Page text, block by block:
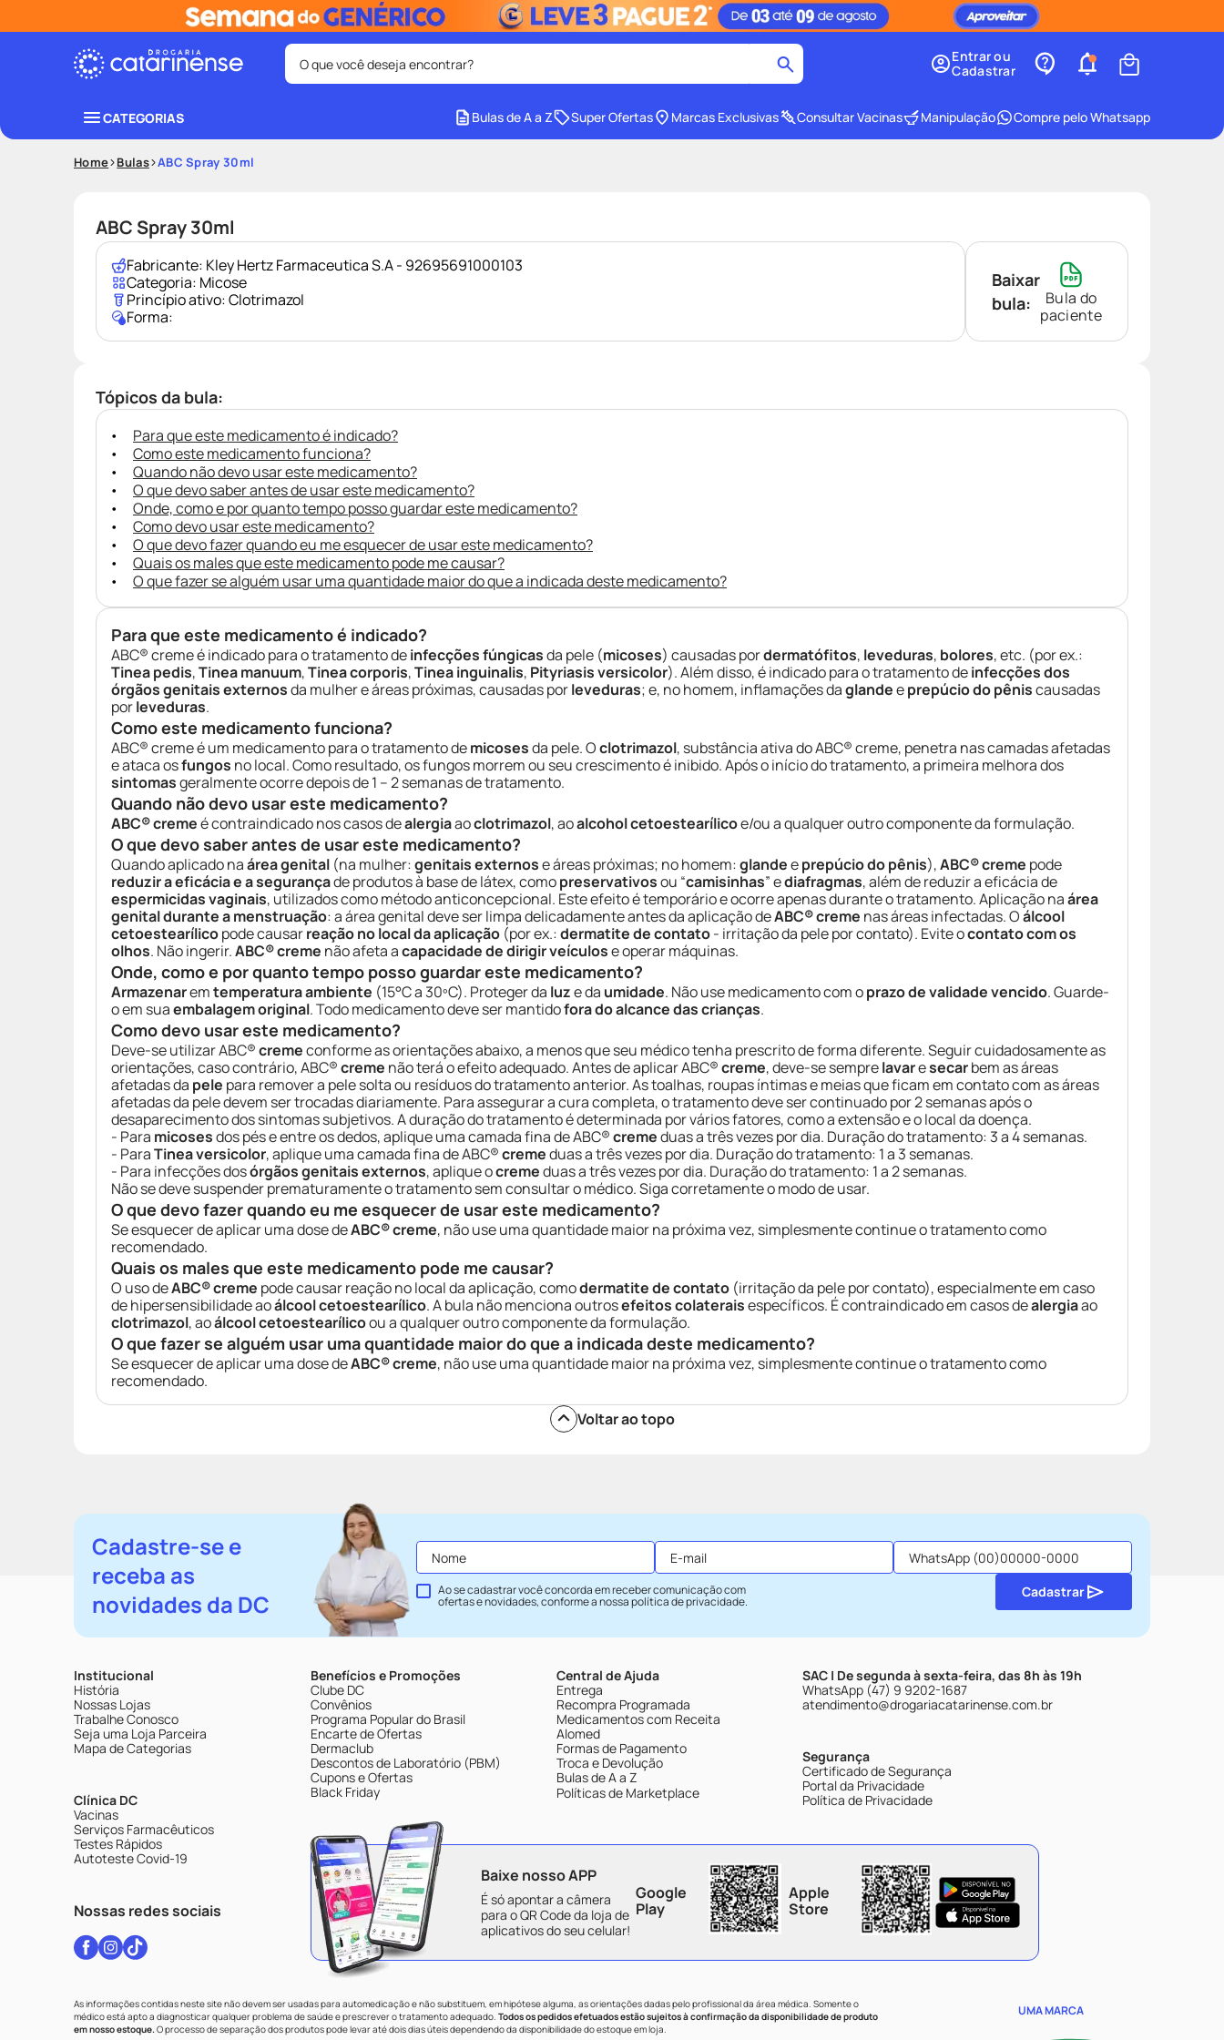
O que você deseja encontrar?
7º mounjaro 8º ozivy
Entrar ou
Cadastrar
CATEGORIAS Bulas de A a Z Super Ofertas Marcas Exclusivas Consultar Vacinas Manipulação Compre pelo Whatsapp
Home Bulas ABC Spray 30ml
ABC Spray 30ml
Fabricante: Kley Hertz Farmaceutica S.A - 92695691000103
Categoria: Micose
Princípio ativo:Clotrimazol
Forma:
Baixar
bula:
Bula do
paciente
Tópicos da bula:
Para que este medicamento é indicado?
Como este medicamento funciona?
Quando não devo usar este medicamento?
O que devo saber antes de usar este medicamento?
Onde, como e por quanto tempo posso guardar este medicamento?
Como devo usar este medicamento?
O que devo fazer quando eu me esquecer de usar este medicamento?
Quais os males que este medicamento pode me causar?
O que fazer se alguém usar uma quantidade maior do que a indicada deste medicamento?
Para que este medicamento é indicado?
ABC® creme é indicado para o tratamento deinfecções fúngicasda pele (micoses) causadas pordermatófitos, leveduras, bolores, etc. (por ex.:
Tinea pedis,Tinea manuum,Tinea corporis,Tinea inguinalis, Pityriasis versicolor). Além disso, é indicado para o tratamento deinfecções dos
órgãos genitais externosda mulher e áreas próximas, causadas porleveduras; e, no homem, inflamações daglandeeprepúcio do pêniscausadas
porleveduras.
Como este medicamento funciona?
ABC® creme é um medicamento para o tratamento demicosesda pele. Oclotrimazol, substância ativa do ABC® creme, penetra nas camadas afetadas
e ataca osfungos no local. Como resultado, os fungos morrem ou seu crescimento é inibido. Após o início do tratamento, a primeira melhora dos
sintomasgeralmente ocorre depois de 1 – 2 semanas de tratamento.
Quando não devo usar este medicamento?
ABC® cremeé contraindicado nos casos dealergiaaoclotrimazol, aoalcohol cetoestearílicoe/ou a qualquer outro componente da formulação.
O que devo saber antes de usar este medicamento?
Quando aplicado naárea genital (na mulher:genitais externose áreas próximas; no homem:glandeeprepúcio do pênis),ABC® creme pode
reduzir a eficácia e a segurançade produtos à base de látex, comopreservativosou “camisinhas” ediafragmas, além de reduzir a eficácia de
espermicidas vaginais, utilizados como método anticoncepcional. Este efeito é temporário e ocorre apenas durante o tratamento. Aplicação naárea
genital durante a menstruação: a área genital deve ser limpa delicadamente antes da aplicação deABC® creme nas áreas infectadas. Oálcool
cetoestearílicopode causarreação no local da aplicação (por ex.:dermatite de contato- irritação da pele por contato). Evite ocontato com os
olhos. Não ingerir.ABC® creme não afeta acapacidade de dirigir veículose operar máquinas.
Onde, como e por quanto tempo posso guardar este medicamento?
Armazenaremtemperatura ambiente (15°C a 30ºC). Proteger da luze da umidade. Não use medicamento com oprazo de validade vencido. Guarde-
o em suaembalagem original. Todo medicamento deve ser mantidofora do alcance das crianças.
Como devo usar este medicamento?
Deve-se utilizar ABC®cremeconforme as orientações abaixo, a menos que seu médico tenha prescrito de forma diferente. Seguir cuidadosamente as
orientações, caso contrário, ABC®creme não terá o efeito adequado. Antes de aplicar ABC®creme, deve-se semprelavaresecarbem as áreas
afetadas da pele para remover a pele solta ou resíduos do tratamento anterior. As toalhas, roupas íntimas e meias que ficam em contato com as áreas
afetadas da pele devem ser trocadas diariamente. Para assegurar a cura completa, o tratamento deve ser continuado por 2 semanas após o
desaparecimento dos sintomas subjetivos. A duração do tratamento é determinada por vários fatores, como a extensão e o local da doença.
- Para micosesdos pés e entre os dedos, aplique uma camada fina de ABC®cremeduas a três vezes por dia. Duração do tratamento: 3 a 4 semanas.
- ParaTinea versicolor, aplique uma camada fina de ABC®cremeduas a três vezes por dia. Duração do tratamento: 1 a 3 semanas.
- Para infecções dosórgãos genitais externos, aplique ocremeduas a três vezes por dia. Duração do tratamento: 1 a 2 semanas.
Não se deve suspender prematuramente o tratamento sem consultar o médico. Siga corretamente o modo de usar.
O que devo fazer quando eu me esquecer de usar este medicamento?
Se esquecer de aplicar uma dose deABC® creme, não use uma quantidade maior na próxima vez, simplesmente continue o tratamento como
recomendado.
Quais os males que este medicamento pode me causar?
O uso deABC® creme pode causar reação no local da aplicação, comodermatite de contato (irritação da pele por contato), especialmente em caso
de hipersensibilidade aoálcool cetoestearílico. A bula não menciona outrosefeitos colateraisespecíficos. É contraindicado em casos dealergiaao
clotrimazol, aoálcool cetoestearílicoou a qualquer outro componente da formulação.
O que fazer se alguém usar uma quantidade maior do que a indicada deste medicamento?
Se esquecer de aplicar uma dose deABC® creme, não use uma quantidade maior na próxima vez, simplesmente continue o tratamento como
recomendado.
Voltar ao topo
Cadastre-se e
receba as
novidades da DC
Ao se cadastrar você concorda em receber comunicação com
ofertas e novidades, conforme a nossapolítica de privacidade.
Cadastrar
Institucional
História
Nossas Lojas
Trabalhe Conosco
Seja uma Loja Parceira
Mapa de Categorias
Clínica DC
Vacinas
Serviços Farmacêuticos
Testes Rápidos
Autoteste Covid-19
Nossas redes sociais
Benefícios e Promoções
Clube DC
Convênios
Programa Popular do Brasil
Encarte de Ofertas
Dermaclub
Descontos de Laboratório (PBM)
Cupons e Ofertas
Black Friday
Central de Ajuda
Entrega
Recompra Programada
Medicamentos com Receita
Alomed
Formas de Pagamento
Troca e Devolução
Bulas de A a Z
Políticas de Marketplace
SAC | De segunda à sexta-feira, das 8h às 19h
WhatsApp (47) 9 9202-1687
atendimento@drogariacatarinense.com.br
Segurança
Certificado de Segurança
Portal da Privacidade
Política de Privacidade
Baixe nosso APP
É só apontar a câmera
para o QR Code da loja de
aplicativos do seu celular!
Google
Play
Apple
Store
As informações contidas neste site não devem ser usadas para automedicação e não substituem, em hipótese alguma, as orientações dadas pelo profissional da área médica. Somente o
médico está apto a diagnosticar qualquer problema de saúde e prescrever o tratamento adequado. Todos os pedidos efetuados estão sujeitos à confirmação da disponibilidade de produto
em nosso estoque.O processo de separação dos produtos pode levar até dois dias úteis dependendo da disponibilidade do estoque em loja.
UMA MARCA